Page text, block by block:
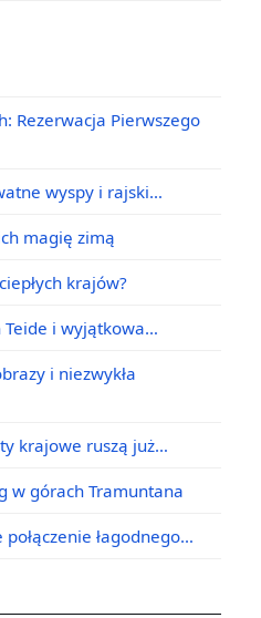
Rezerwacja Pierwszego
wyspy i rajski…
magię zimą
krajów?
Teide i wyjątkowa…
i niezwykła
krajowe ruszą już…
w górach Tramuntana
łagodnego…